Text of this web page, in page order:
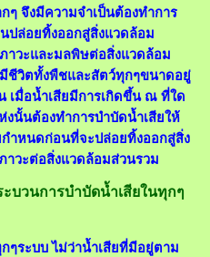
ๆ จึงมีความจำเป็นต้องทำการ
ปล่อยทิ้งออกสู่สิ่งแวดล้อม
าวะและมลพิษต่อสิ่งแวดล้อม
ชีวิตทั้งพืชและสัตว์ทุกๆขนาดอยู่
เมื่อน้ำเสียมีการเกิดขึ้น ณ ที่ใด
นั้นต้องทำการบำบัดน้ำเสียให้
ำหนดก่อนที่จะปล่อยทิ้งออกสู่สิ่ง
าวะต่อสิ่งแวดล้อมส่วนรวม
บวนการบำบัดน้ำเสียในทุกๆ
ๆระบบ ไม่ว่าน้ำเสียที่มีอยู่ตาม